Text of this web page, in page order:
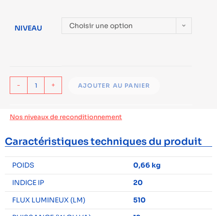
NIVEAU Choisir une option
- + AJOUTER AU PANIER
Nos niveaux de reconditionnement
Caractéristiques techniques du produit
POIDS
0,66 kg
INDICE IP
20
FLUX LUMINEUX (LM)
510